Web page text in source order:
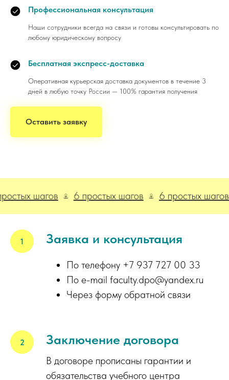
Профессиональная консультация
Наши сотрудники всегда на связи и готовы консультировать по
любому юридическому вопросу
Бесплатная экспресс-доставка
Оперативная курьерская доставка документов в течение 3
дней в любую точку России — 100% гарантия получения
Оставить заявку
шагов 6 простых шагов 6 простых шагов 6
Заявка и консультация
По телефону +7 937 727 00 33
По e-mail faculty.dpo@yandex.ru
Через форму обратной связи
Заключение договора
В договоре прописаны гарантии и
обязательства учебного центра